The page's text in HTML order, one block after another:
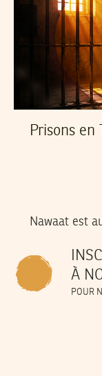
Prisons en
Nawaat est
À
POUR